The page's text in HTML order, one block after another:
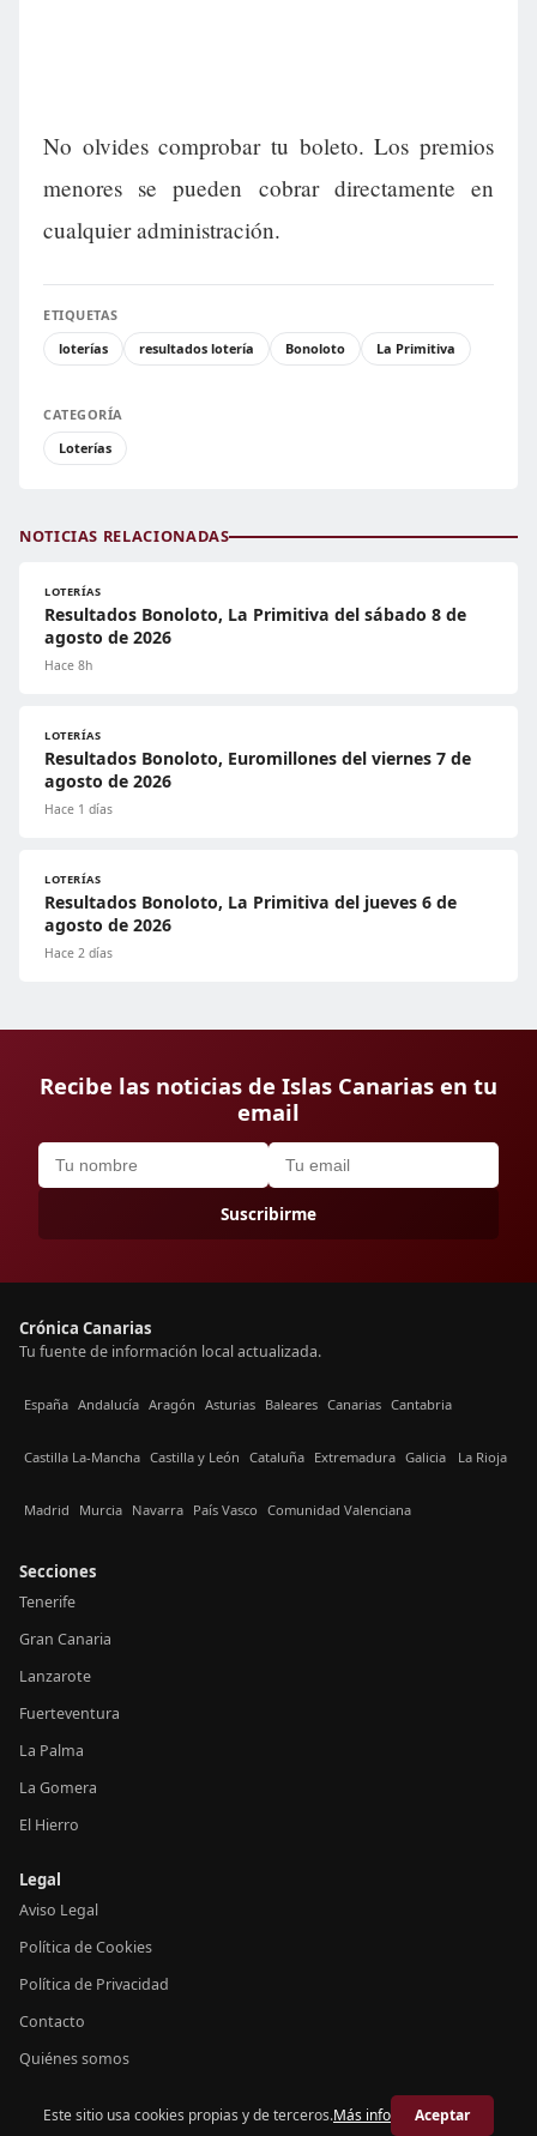
No olvides comprobar tu boleto. Los premios
menores se pueden cobrar directamente en
cualquier administración.
ETIQUETAS
loterías
resultados lotería Bonoloto La Primitiva
CATEGORÍA
Loterías
NOTICIAS RELACIONADAS
LOTERÍAS
Resultados Bonoloto, La Primitiva del sábado 8 de
agosto de 2026
Hace 8h
LOTERÍAS
Resultados Bonoloto, Euromillones del viernes 7 de
agosto de 2026
Hace 1 días
LOTERÍAS
Resultados Bonoloto, La Primitiva del jueves 6 de
agosto de 2026
Hace 2 días
Recibe las noticias de Islas Canarias en tu
email
Suscribirme
Crónica Canarias
Tu fuente de información local actualizada.
España Andalucía Aragón Asturias Baleares Canarias Cantabria
Castilla La-Mancha Castilla y León Cataluña Extremadura Galicia La Rioja
Madrid Murcia Navarra País Vasco Comunidad Valenciana
Secciones
Tenerife
Gran Canaria
Lanzarote
Fuerteventura
La Palma
La Gomera
El Hierro
Legal
Aviso Legal
Política de Cookies
Política de Privacidad
Contacto
Quiénes somos
© 2026 Crónica Canarias
Este sitio usa cookies propias y de terceros.Más info Aceptar